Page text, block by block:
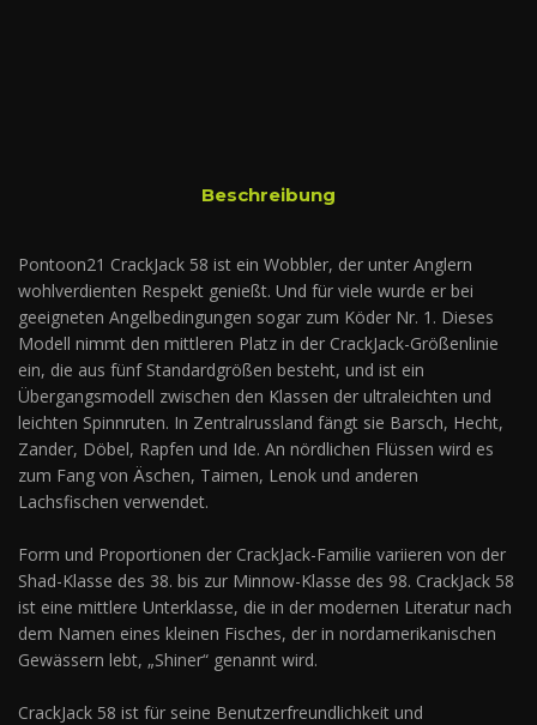
Beschreibung
Pontoon21 CrackJack 58 ist ein Wobbler, der unter Anglern
wohlverdienten Respekt genießt. Und für viele wurde er bei
geeigneten Angelbedingungen sogar zum Köder Nr. 1. Dieses
Modell nimmt den mittleren Platz in der CrackJack-Größenlinie
ein, die aus fünf Standardgrößen besteht, und ist ein
Übergangsmodell zwischen den Klassen der ultraleichten und
leichten Spinnruten. In Zentralrussland fängt sie Barsch, Hecht,
Zander, Döbel, Rapfen und Ide. An nördlichen Flüssen wird es
zum Fang von Äschen, Taimen, Lenok und anderen
Lachsfischen verwendet.
Form und Proportionen der CrackJack-Familie variieren von der
Shad-Klasse des 38. bis zur Minnow-Klasse des 98. CrackJack 58
ist eine mittlere Unterklasse, die in der modernen Literatur nach
dem Namen eines kleinen Fisches, der in nordamerikanischen
Gewässern lebt, „Shiner“ genannt wird.
CrackJack 58 ist für seine Benutzerfreundlichkeit und